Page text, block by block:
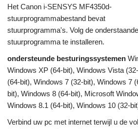
Het Canon i-SENSYS MF4350d-
stuurprogrammabestand bevat
stuurprogramma's. Volg de
stuurprogramma te installeren.
ondersteunde besturingssystemen
Windows XP (64-bit), Windows Vista
(64-bit), Windows 7 (32-bit), Windows 7
bit), Windows 8 (64-bit), Microsoft
Windows 8.1 (64-bit), Windows 10 (32-
Verbind uw pc met internet terwijl u de